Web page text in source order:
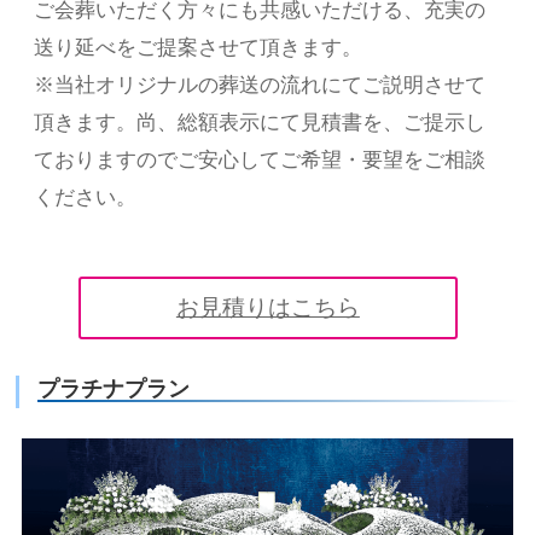
ご会葬いただく方々にも共感いただける、充実の
送り延べをご提案させて頂きます。
※当社オリジナルの葬送の流れにてご説明させて
頂きます。尚、総額表示にて見積書を、ご提示し
ておりますのでご安心してご希望・要望をご相談
ください。
お見積りはこちら
プラチナプラン